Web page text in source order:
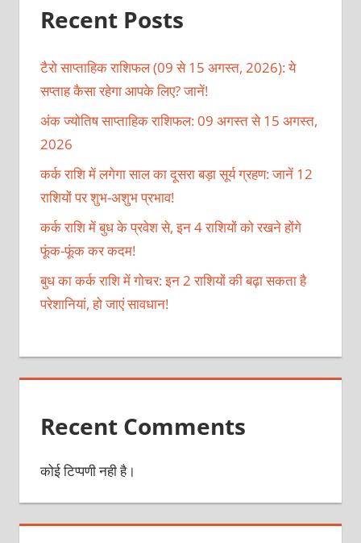
Recent Posts
टैरो साप्ताहिक राशिफल (09 से 15 अगस्त, 2026): ये
सप्ताह कैसा रहेगा आपके लिए? जानें!
अंक ज्योतिष साप्ताहिक राशिफल: 09 अगस्त से 15 अगस्त,
2026
कर्क राशि में लगेगा साल का दूसरा बड़ा सूर्य ग्रहण: जानें 12
राशियों पर शुभ-अशुभ प्रभाव!
कर्क राशि में बुध के प्रवेश से, इन 4 राशियों को रखने होंगे
फूंक-फूंक कर कदम!
बुध का कर्क राशि में गोचर: इन 2 राशियों की बढ़ा सकता है
परेशानियां, हो जाएं सावधान!
Recent Comments
कोई टिप्पणी नही है।